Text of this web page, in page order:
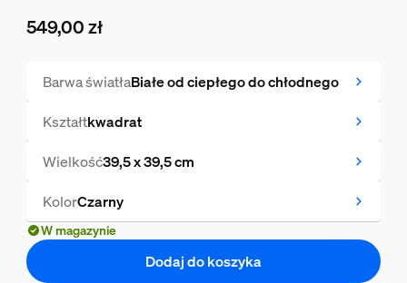
549,00 zł
Barwa światłaBiałe od ciepłego do chłodnego
Kształtkwadrat
Wielkość39,5 x 39,5 cm
KolorCzarny
W magazynie
Dodaj do koszyka